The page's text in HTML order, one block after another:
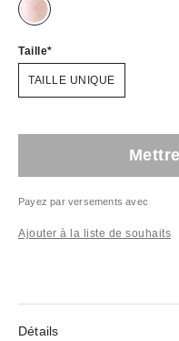
Taille
TAILLE UNIQUE
Payez par versements avec
Ajouter à la liste de souhaits
Détails